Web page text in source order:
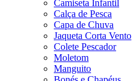
Camiseta Infantil
Calça de Pesca
Capa de Chuva
Jaqueta Corta Vento
Colete Pescador
Moletom
Manguito